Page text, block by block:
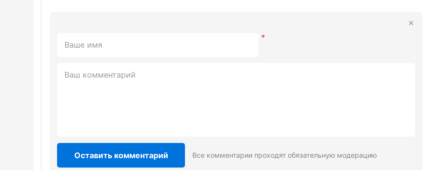
Оставить комментарий Все комментарии проходят обязательную модерацию